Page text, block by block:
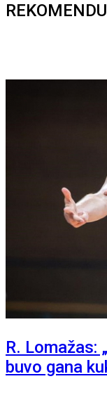
R. Lomažas:
buvo gana